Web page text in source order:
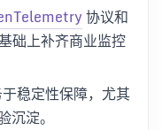
协议和
础上补齐商业监控
稳定性保障，尤其
淀。